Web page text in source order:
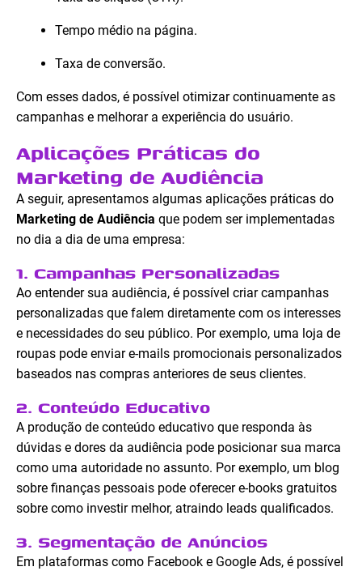
Tempo médio na página.
Taxa de conversão.
Com esses dados, é possível otimizar continuamente as
campanhas e melhorar a experiência do usuário.
Aplicações Práticas do
Marketing de Audiência
A seguir, apresentamos algumas aplicações práticas do
Marketing de Audiência que podem ser implementadas
no dia a dia de uma empresa:
1. Campanhas Personalizadas
Ao entender sua audiência, é possível criar campanhas
personalizadas que falem diretamente com os interesses
e necessidades do seu público. Por exemplo, uma loja de
roupas pode enviar e-mails promocionais personalizados
baseados nas compras anteriores de seus clientes.
2. Conteúdo Educativo
A produção de conteúdo educativo que responda às
dúvidas e dores da audiência pode posicionar sua marca
como uma autoridade no assunto. Por exemplo, um blog
sobre finanças pessoais pode oferecer e-books gratuitos
sobre como investir melhor, atraindo leads qualificados.
3. Segmentação de Anúncios
Em plataformas como Facebook e Google Ads, é possível